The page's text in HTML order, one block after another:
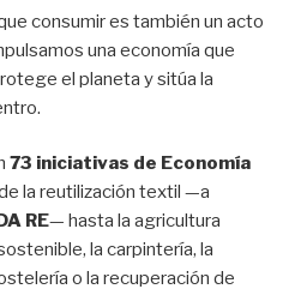
consumir es también un acto
una economía que
el planeta y sitúa la
73 iniciativas de Economía
la reutilización textil —a
RE— hasta la agricultura
la carpintería, la
o la recuperación de